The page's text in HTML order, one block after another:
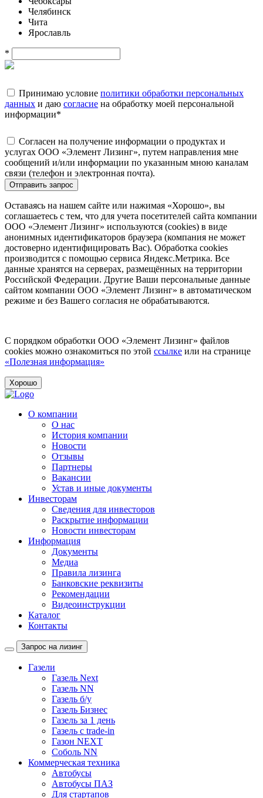
Челябинск
Чита
Ярославль
*
Принимаю условие политики обработки персональных
данных и даю согласие на обработку моей персональной
информации*
Согласен на получение информации о продуктах и
услугах ООО «Элемент Лизинг», путем направления мне
сообщений и/или информации по указанным мною каналам
связи (телефон и электронная почта).
Отправить запрос
Оставаясь на нашем сайте или нажимая «Хорошо», вы
соглашаетесь с тем, что для учета посетителей сайта компании
ООО «Элемент Лизинг» используются (cookies) в виде
анонимных идентификаторов браузера (компания не может
достоверно идентифицировать Вас). Обработка cookies
производится с помощью сервиса Яндекс.Метрика. Все
данные хранятся на серверах, размещённых на территории
Российской Федерации. Другие Ваши персональные данные
сайтом компании ООО «Элемент Лизинг» в автоматическом
режиме и без Вашего согласия не обрабатываются.
С порядком обработки ООО «Элемент Лизинг» файлов
cookies можно ознакомиться по этой ссылке или на странице
«Полезная информация»
Хорошо
О компании
О нас
История компании
Новости
Отзывы
Партнеры
Вакансии
Устав и иные документы
Инвесторам
Сведения для инвесторов
Раскрытие информации
Новости инвесторам
Информация
Документы
Медиа
Правила лизинга
Банковские реквизиты
Рекомендации
Видеоинструкции
Каталог
Контакты
Запрос на лизинг
Газели
Газель Next
Газель NN
Газель б/у
Газель Бизнес
Газель за 1 день
Газель с trade-in
Газон NEXT
Соболь NN
Коммерческая техника
Автобусы
Автобусы ПАЗ
Для стартапов